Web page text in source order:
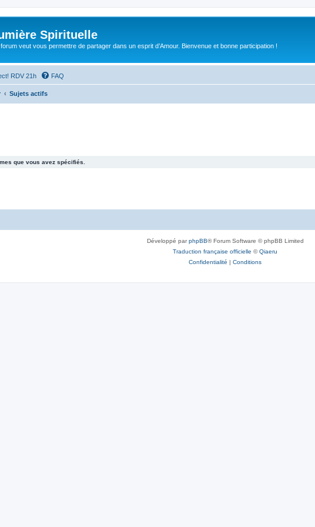
Spirituelle
veut vous permettre de partager dans un esprit d’Amour. Bienvenue et bonne participation !
RDV 21h FAQ
Sujets actifs
que vous avez spécifiés.
Développé parphpBB® Forum Software © phpBB Limited
Traduction française officielle ©Qiaeru
Confidentialité | Conditions